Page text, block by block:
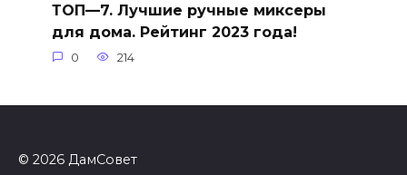
ТОП—7. Лучшие ручные миксеры
для дома. Рейтинг 2023 года!
0 214
© 2026 ДамСовет